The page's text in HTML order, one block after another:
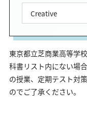
Creative
東京都立芝商業高等学
科書リスト内にない場
の授業、定期テスト対
のでご了承ください。